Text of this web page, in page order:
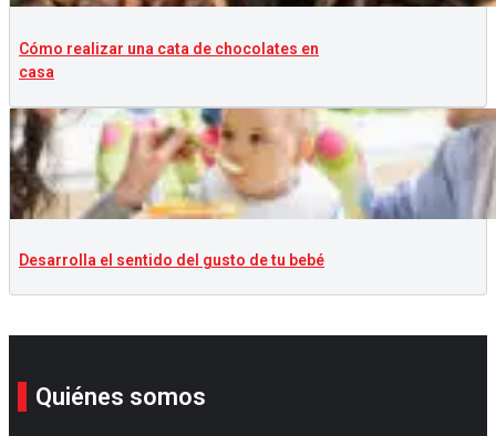
Cómo realizar una cata de chocolates en
casa
Desarrolla el sentido del gusto de tu bebé
Quiénes somos